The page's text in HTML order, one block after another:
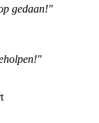
gedaan!"